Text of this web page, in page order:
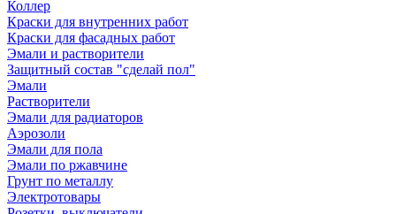
Коллер
Краски для внутренних работ
Краски для фасадных работ
Эмали и растворители
Защитный состав "сделай пол"
Эмали
Растворители
Эмали для радиаторов
Аэрозоли
Эмали для пола
Эмали по ржавчине
Грунт по металлу
Электротовары